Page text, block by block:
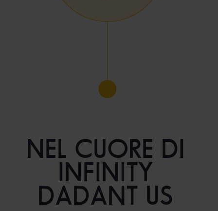
NEL CUORE DI
INFINITY
DADANT US